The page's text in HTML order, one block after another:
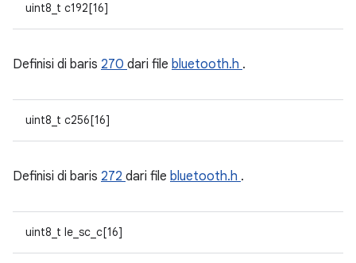
uint8_t c192[16]
Definisi di baris 270 dari file bluetooth.h .
uint8_t c256[16]
Definisi di baris 272 dari file bluetooth.h .
uint8_t le_sc_c[16]